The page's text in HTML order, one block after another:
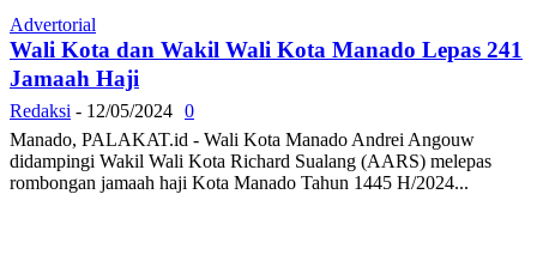
Advertorial
Wali Kota dan Wakil Wali Kota Manado Lepas 241
Jamaah Haji
Redaksi - 12/05/2024 0
Manado, PALAKAT.id - Wali Kota Manado Andrei Angouw
didampingi Wakil Wali Kota Richard Sualang (AARS) melepas
rombongan jamaah haji Kota Manado Tahun 1445 H/2024...